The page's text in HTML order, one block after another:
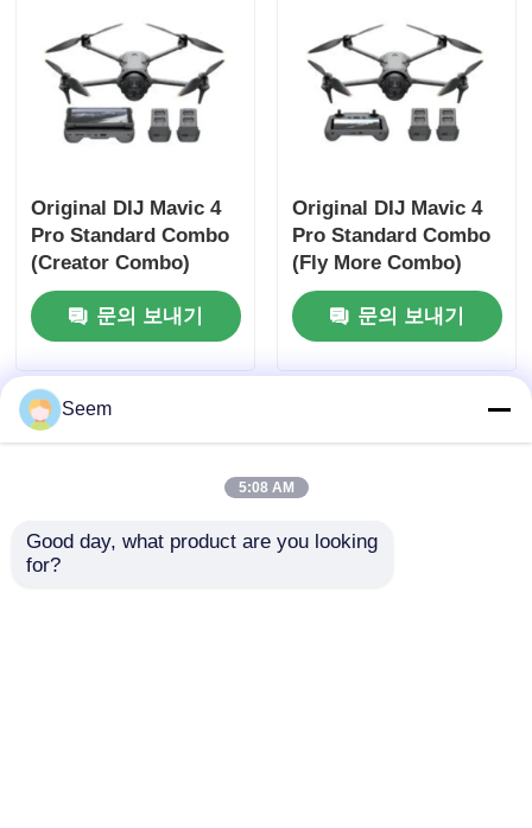
Original DIJ Mavic 4
Pro Standard Combo
(Creator Combo)
문의 보내기
Original DIJ Mavic 4
Pro Standard Combo
(Fly More Combo)
문의 보내기
Seem
5:08 AM
Good day, what product are you looking
for?